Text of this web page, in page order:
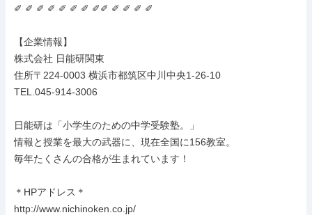
✐ ✐ ✐ ✐ ✐ ✐ ✐ ✐✐ ✐ ✐ ✐ ✐
【企業情報】
株式会社 日能研関東
住所〒224-0003 横浜市都筑区中川中央1-26-10
TEL.045-914-3006
日能研は「小学生のための中学受験塾。」
情報と授業を最大の武器に、現在全国に156教室。
毎年たくさんの合格が生まれています！
＊HPアドレス＊
http://www.nichinoken.co.jp/